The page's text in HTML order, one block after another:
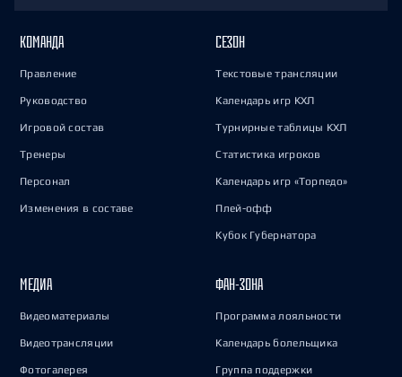
КОМАНДА
Правление
Руководство
Игровой состав
Тренеры
Персонал
Изменения в составе
СЕЗОН
Текстовые трансляции
Календарь игр КХЛ
Турнирные таблицы КХЛ
Статистика игроков
Календарь игр «Торпедо»
Плей-офф
Кубок Губернатора
МЕДИА
Видеоматериалы
Видеотрансляции
Фотогалерея
ФАН-ЗОНА
Программа лояльности
Календарь болельщика
Группа поддержки